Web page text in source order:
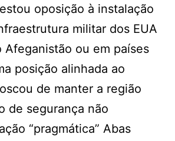
oposição à instalação
militar dos EUA
Afeganistão ou em países
posição alinhada ao
de manter a região
de segurança não
“pragmática” Abas